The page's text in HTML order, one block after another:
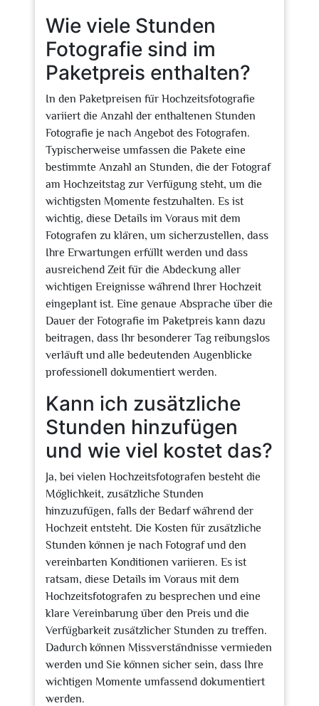
Wie viele Stunden
Fotografie sind im
Paketpreis enthalten?
In den Paketpreisen für Hochzeitsfotografie
variiert die Anzahl der enthaltenen Stunden
Fotografie je nach Angebot des Fotografen.
Typischerweise umfassen die Pakete eine
bestimmte Anzahl an Stunden, die der Fotograf
am Hochzeitstag zur Verfügung steht, um die
wichtigsten Momente festzuhalten. Es ist
wichtig, diese Details im Voraus mit dem
Fotografen zu klären, um sicherzustellen, dass
Ihre Erwartungen erfüllt werden und dass
ausreichend Zeit für die Abdeckung aller
wichtigen Ereignisse während Ihrer Hochzeit
eingeplant ist. Eine genaue Absprache über die
Dauer der Fotografie im Paketpreis kann dazu
beitragen, dass Ihr besonderer Tag reibungslos
verläuft und alle bedeutenden Augenblicke
professionell dokumentiert werden.
Kann ich zusätzliche
Stunden hinzufügen
und wie viel kostet das?
Ja, bei vielen Hochzeitsfotografen besteht die
Möglichkeit, zusätzliche Stunden
hinzuzufügen, falls der Bedarf während der
Hochzeit entsteht. Die Kosten für zusätzliche
Stunden können je nach Fotograf und den
vereinbarten Konditionen variieren. Es ist
ratsam, diese Details im Voraus mit dem
Hochzeitsfotografen zu besprechen und eine
klare Vereinbarung über den Preis und die
Verfügbarkeit zusätzlicher Stunden zu treffen.
Dadurch können Missverständnisse vermieden
werden und Sie können sicher sein, dass Ihre
wichtigen Momente umfassend dokumentiert
werden.